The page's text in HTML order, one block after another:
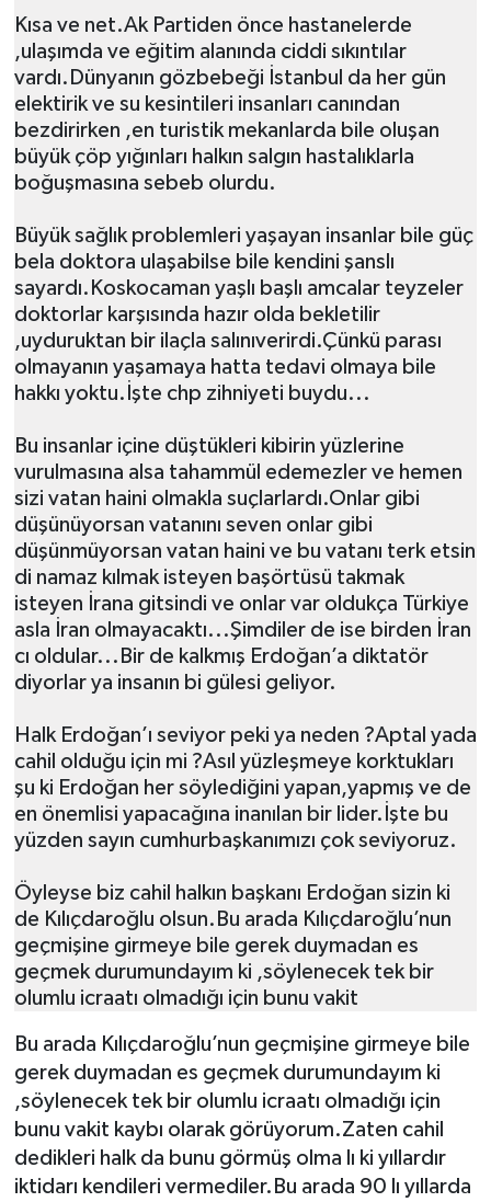
Kısa ve net.Ak Partiden önce hastanelerde
,ulaşımda ve eğitim alanında ciddi sıkıntılar
vardı.Dünyanın gözbebeği İstanbul da her gün
elektirik ve su kesintileri insanları canından
bezdirirken ,en turistik mekanlarda bile oluşan
büyük çöp yığınları halkın salgın hastalıklarla
boğuşmasına sebeb olurdu.
Büyük sağlık problemleri yaşayan insanlar bile güç
bela doktora ulaşabilse bile kendini şanslı
sayardı.Koskocaman yaşlı başlı amcalar teyzeler
doktorlar karşısında hazır olda bekletilir
,uyduruktan bir ilaçla salınıverirdi.Çünkü parası
olmayanın yaşamaya hatta tedavi olmaya bile
hakkı yoktu.İşte chp zihniyeti buydu...
Bu insanlar içine düştükleri kibirin yüzlerine
vurulmasına alsa tahammül edemezler ve hemen
sizi vatan haini olmakla suçlarlardı.Onlar gibi
düşünüyorsan vatanını seven onlar gibi
düşünmüyorsan vatan haini ve bu vatanı terk etsin
di namaz kılmak isteyen başörtüsü takmak
isteyen İrana gitsindi ve onlar var oldukça Türkiye
asla İran olmayacaktı...Şimdiler de ise birden İran
cı oldular...Bir de kalkmış Erdoğan’a diktatör
diyorlar ya insanın bi gülesi geliyor.
Halk Erdoğan’ı seviyor peki ya neden ?Aptal yada
cahil olduğu için mi ?Asıl yüzleşmeye korktukları
şu ki Erdoğan her söylediğini yapan,yapmış ve de
en önemlisi yapacağına inanılan bir lider.İşte bu
yüzden sayın cumhurbaşkanımızı çok seviyoruz.
Öyleyse biz cahil halkın başkanı Erdoğan sizin ki
de Kılıçdaroğlu olsun.Bu arada Kılıçdaroğlu’nun
geçmişine girmeye bile gerek duymadan es
geçmek durumundayım ki ,söylenecek tek bir
olumlu icraatı olmadığı için bunu vakit
Bu arada Kılıçdaroğlu’nun geçmişine girmeye bile
gerek duymadan es geçmek durumundayım ki
,söylenecek tek bir olumlu icraatı olmadığı için
bunu vakit kaybı olarak görüyorum.Zaten cahil
dedikleri halk da bunu görmüş olma lı ki yıllardır
iktidarı kendileri vermediler.Bu arada 90 lı yıllarda